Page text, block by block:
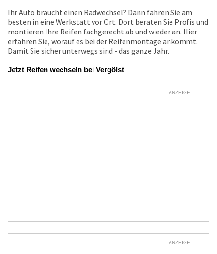
Ihr Auto braucht einen Radwechsel? Dann fahren Sie am
besten in eine Werkstatt vor Ort. Dort beraten Sie Profis und
montieren Ihre Reifen fachgerecht ab und wieder an. Hier
erfahren Sie, worauf es bei der Reifenmontage ankommt.
Damit Sie sicher unterwegs sind - das ganze Jahr.
Jetzt Reifen wechseln bei Vergölst
ANZEIGE
ANZEIGE